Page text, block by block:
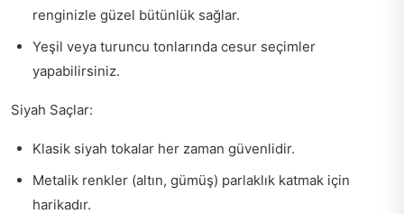
renginizle güzel bütünlük sağlar.
Yeşil veya turuncu tonlarında cesur seçimler
yapabilirsiniz.
Siyah Saçlar:
Klasik siyah tokalar her zaman güvenlidir.
Metalik renkler (altın, gümüş) parlaklık katmak için
harikadır.